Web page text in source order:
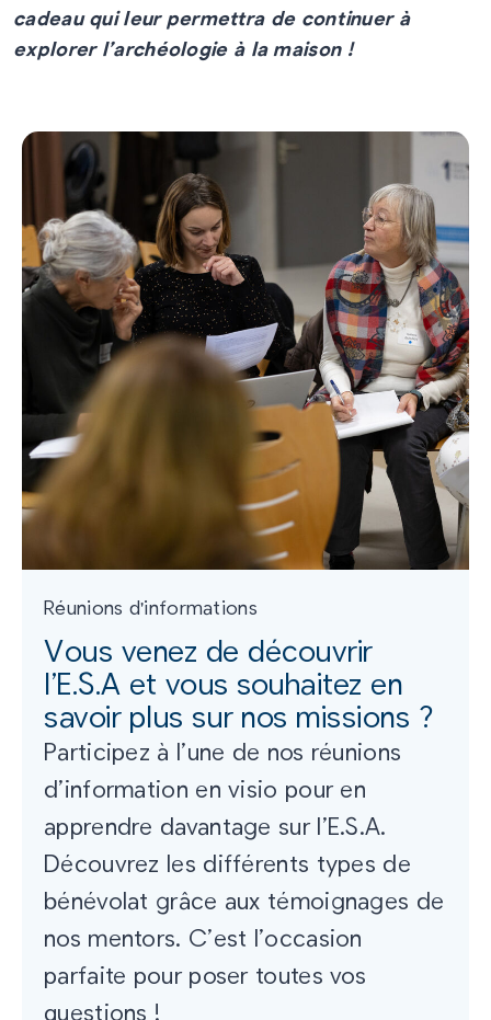
cadeau qui leur permettra de continuer à
explorer l’archéologie à la maison !
Réunions d'informations
Vous venez de découvrir
l’E.S.A et vous souhaitez en
savoir plus sur nos missions ?
Participez à l’une de nos réunions
d’information en visio pour en
apprendre davantage sur l’E.S.A.
Découvrez les différents types de
bénévolat grâce aux témoignages de
nos mentors. C’est l’occasion
parfaite pour poser toutes vos
questions !